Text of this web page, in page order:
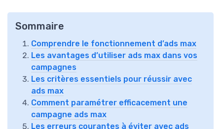
Sommaire
Comprendre le fonctionnement d’ads max
Les avantages d’utiliser ads max dans vos
campagnes
Les critères essentiels pour réussir avec
ads max
Comment paramétrer efficacement une
campagne ads max
Les erreurs courantes à éviter avec ads